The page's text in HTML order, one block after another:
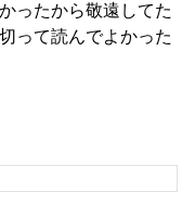
ったから敬遠してた
って読んでよかった